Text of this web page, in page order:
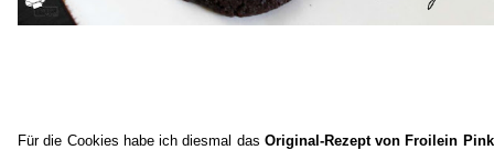
Für die Cookies habe ich diesmal das Original-Rezept von Froilein Pink